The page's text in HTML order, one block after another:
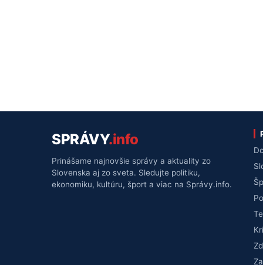
SPRÁVY.info
Prinášame najnovšie správy a aktuality zo
Slovenska aj zo sveta. Sledujte politiku,
ekonomiku, kultúru, šport a viac na Správy.info.